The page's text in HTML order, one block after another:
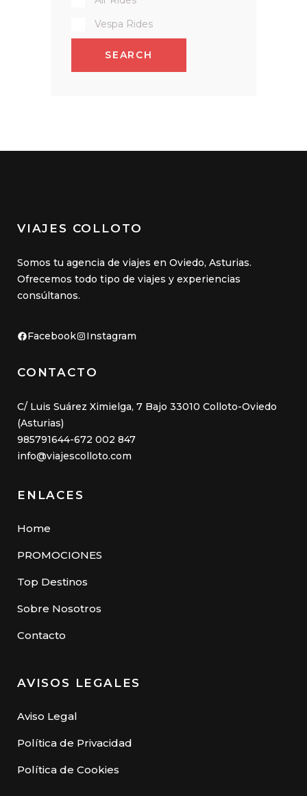
Vespa Rides
SEARCH
VIAJES COLLOTO
Somos tu agencia de viajes en Oviedo, Asturias.
Ofrecemos todo tipo de viajes y experiencias
consúltanos.
Facebook Instagram
CONTACTO
C/ Luis Suárez Ximielga, 7 Bajo 33010 Colloto-Oviedo
(Asturias)
985791644-672 002 847
info@viajescolloto.com
ENLACES
Home
PROMOCIONES
Top Destinos
Sobre Nosotros
Contacto
AVISOS LEGALES
Aviso Legal
Política de Privacidad
Política de Cookies